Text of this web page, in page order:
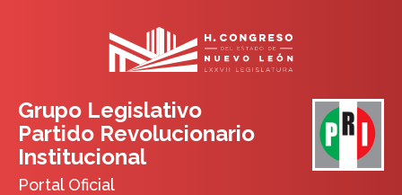
Grupo Legislativo
Partido Revolucionario
Institucional
Portal Oficial